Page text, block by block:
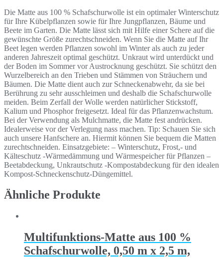
Die Matte aus 100 % Schafschurwolle ist ein optimaler Winterschutz
für Ihre Kübelpflanzen sowie für Ihre Jungpflanzen, Bäume und
Beete im Garten. Die Matte lässt sich mit Hilfe einer Schere auf die
gewünschte Größe zurechtschneiden. Wenn Sie die Matte auf Ihr
Beet legen werden Pflanzen sowohl im Winter als auch zu jeder
anderen Jahreszeit optimal geschützt. Unkraut wird unterdückt und
der Boden im Sommer vor Austrocknung geschützt. Sie schützt den
Wurzelbereich an den Trieben und Stämmen von Sträuchern und
Bäumen. Die Matte dient auch zur Schneckenabwehr, da sie bei
Berührung zu sehr ausschleimen und deshalb die Schafschurwolle
meiden. Beim Zerfall der Wolle werden natürlicher Stickstoff,
Kalium und Phosphor freigesetzt. Ideal für das Pflanzenwachstum.
Bei der Verwendung als Mulchmatte, die Matte fest andrücken.
Idealerweise vor der Verlegung nass machen. Tip: Schauen Sie sich
auch unsere Hanfschere an. Hiermit können Sie bequem die Matten
zurechtschneiden. Einsatzgebiete: – Winterschutz, Frost,- und
Kälteschutz -Wärmedämmung und Wärmespeicher für Pflanzen –
Beetabdeckung, Unkrautschutz -Kompostabdeckung für den idealen
Kompost-Schneckenschutz-Düngemittel.
Ähnliche Produkte
Multifunktions-Matte aus 100 %
Schafschurwolle, 0,50 m x 2,5 m,